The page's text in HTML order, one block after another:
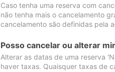
Caso tenha uma reserva com
não tenha mais o cancelamento
cancelamento são definidas pela
Posso cancelar ou alterar
Alterar as datas de uma reserva
haver taxas. Quaisquer taxas de